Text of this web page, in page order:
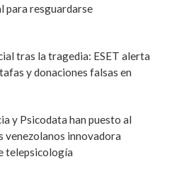
para resguardarse
tras la tragedia: ESET alerta
y donaciones falsas en
y Psicodata han puesto al
venezolanos innovadora
telepsicología